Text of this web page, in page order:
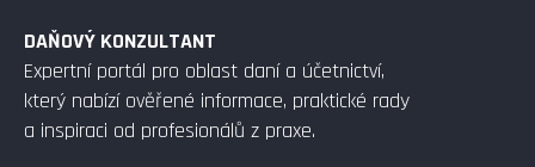
DAŇOVÝ KONZULTANT
Expertní portál pro oblast daní a účetnictví,
který nabízí ověřené informace, praktické rady
a inspiraci od profesionálů z praxe.